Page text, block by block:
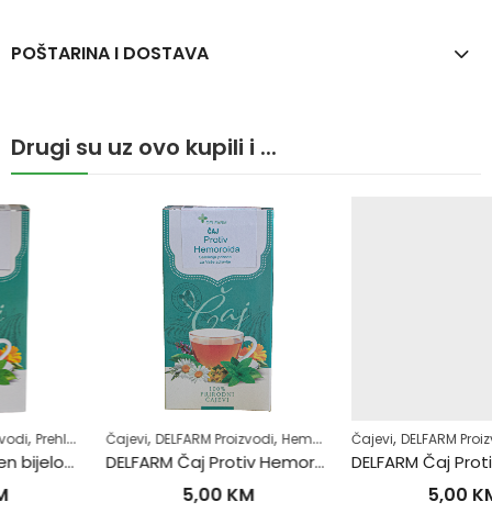
POŠTARINA I DOSTAVA
Drugi su uz ovo kupili i ...
,Samoliječenje ,Zdrav život
Čajevi,DELFARM Proizvodi,Hemoroidi ,Samoliječenje,Zdrav život
DELFARM Čaj Protiv Hemoroida 50g
Čajevi,DELFARM Proizvodi,Povišene masnoće u krvi
DELFARM Čaj Protiv povišenih masnoća 50g